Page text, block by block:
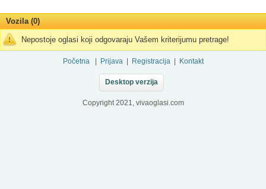
Vozila (0)
Nepostoje oglasi koji odgovaraju Vašem kriterijumu pretrage!
Početna Prijava Registracija Kontakt
Desktop verzija
Copyright 2021, vivaoglasi.com